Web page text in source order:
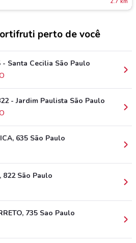
perto de você
- Santa Cecilia São Paulo
- Jardim Paulista São Paulo
635 São Paulo
822 São Paulo
735 Sao Paulo